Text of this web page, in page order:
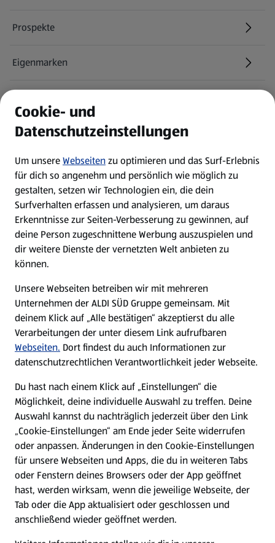
Prospekte
Eigenmarken
Newsletter
WhatsApp
Über ALDI SÜD
Filialen
Nachhaltigkeit
Karriere
Presse
Hilfe & Kontakt
(öffnet in einem neuen Tab)
Unternehmen
Folge uns hier:
Cookie- und
Datenschutzeinstellungen
Um unsereWebseitenzu optimieren und das Surf-Erlebnis
für dich so angenehm und persönlich wie möglich zu
gestalten, setzen wir Technologien ein, die dein
Surfverhalten erfassen und analysieren, um daraus
Erkenntnisse zur Seiten-Verbesserung zu gewinnen, auf
deine Person zugeschnittene Werbung auszuspielen und
dir weitere Dienste der vernetzten Welt anbieten zu
können.
Unsere Webseiten betreiben wir mit mehreren
Unternehmen der ALDI SÜD Gruppe gemeinsam. Mit
deinem Klick auf „Alle bestätigen“ akzeptierst du alle
Verarbeitungen der unter diesem Link aufrufbaren
Webseiten. Dort findest du auch Informationen zur
datenschutzrechtlichen Verantwortlichkeit jeder Webseite.
Du hast nach einem Klick auf „Einstellungen“ die
Möglichkeit, deine individuelle Auswahl zu treffen. Deine
Auswahl kannst du nachträglich jederzeit über den Link
„Cookie-Einstellungen“ am Ende jeder Seite widerrufen
oder anpassen. Änderungen in den Cookie-Einstellungen
für unsere Webseiten und Apps, die du in weiteren Tabs
oder Fenstern deines Browsers oder der App geöffnet
hast, werden wirksam, wenn die jeweilige Webseite, der
Tab oder die App aktualisiert oder geschlossen und
anschließend wieder geöffnet werden.